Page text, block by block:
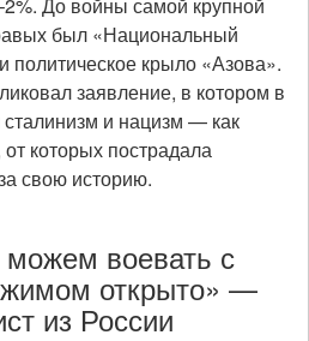
был «Национальный
политическое крыло «Азова».
заявление, в котором в
и нацизм — как
которых пострадала
свою историю.
воевать с
открыто» —
из России